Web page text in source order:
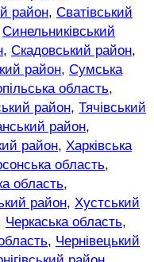
район, Сватівський
Синельниківський
, Скадовський район,
район, Сумська
область,
район, Тячівський
район,
район, Харківська
область,
область,
район, Хустський
Черкаська область,
, Чернівецький